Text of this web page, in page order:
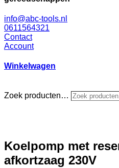
info@abc-tools.nl
0611564321
Contact
Account
Winkelwagen
Zoek producten…
Koelpomp met
afkortzaag 230V